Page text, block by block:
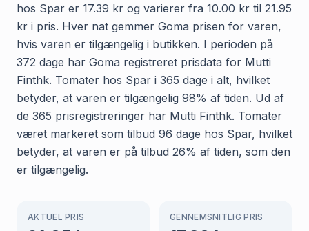
hos Spar er 17.39 kr og varierer fra 10.00 kr til 21.95
kr i pris. Hver nat gemmer Goma prisen for varen,
hvis varen er tilgængelig i butikken. I perioden på
372 dage har Goma registreret prisdata for Mutti
Finthk. Tomater hos Spar i 365 dage i alt, hvilket
betyder, at varen er tilgængelig 98% af tiden. Ud af
de 365 prisregistreringer har Mutti Finthk. Tomater
været markeret som tilbud 96 dage hos Spar, hvilket
betyder, at varen er på tilbud 26% af tiden, som den
er tilgængelig.
AKTUEL PRIS GENNEMSNITLIG PRIS